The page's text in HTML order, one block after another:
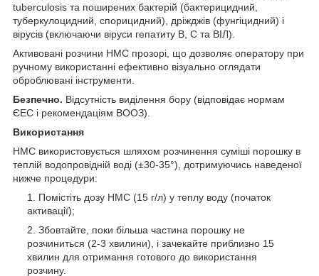
tuberculosis та поширених бактерій (бактерицидний,
туберкулоцидний, спорицидний), дріжджів (фунгіцидний) і
вірусів (включаючи віруси гепатиту B, C та ВІЛ).
Активовані розчини HMC прозорі, що дозволяє оператору при
ручному використанні ефективно візуально оглядати
оброблювані інструменти.
Безпечно. Відсутність виділення бору (відповідає нормам
ЄЕС і рекомендаціям ВООЗ).
Використання
HMC використовується шляхом розчинення суміші порошку в
теплій водопровідній воді (±30-35°), дотримуючись наведеної
нижче процедури:
Помістіть дозу HMC (15 г/л) у теплу воду (початок
активації);
Збовтайте, поки більша частина порошку не
розчиниться (2-3 хвилини), і зачекайте приблизно 15
хвилин для отримання готового до використання
розчину.